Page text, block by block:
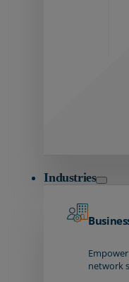
Industries
network